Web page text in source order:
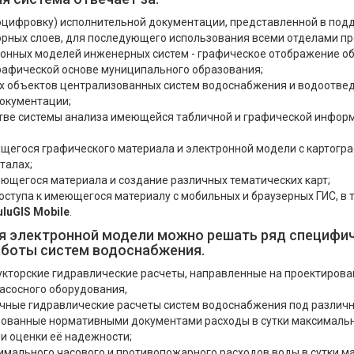
исполнительной документации, представленной в
слоев, для последующего использования всеми отделами
моделей инженерных систем - графическое отображение
основе муниципального образования;
объектов централизованных систем водоснабжения и
системы анализа имеющейся табличной и графической
графического материала и электронной модели с
материала и создание различных тематических карт;
к имеющегося материалу с мобильных и браузерных ГИС,
Mobile
модели можно решать ряд
систем водоснабжения.
гидравлические расчеты, направленные на
оборудования,
гидравлические расчеты систем водоснабжения под
нормативными документами расходы в сутки
оценки её надежности;